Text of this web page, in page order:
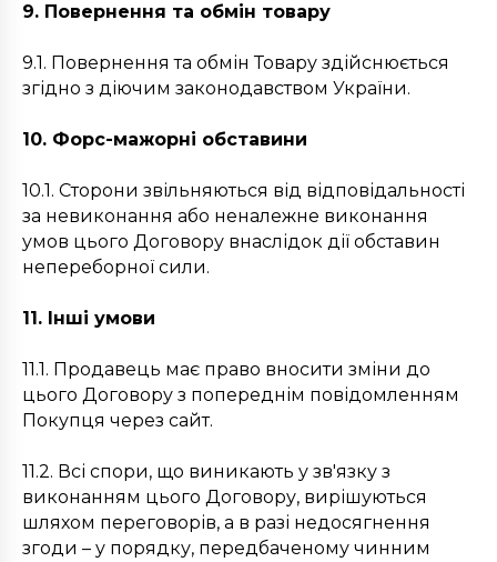
9. Повернення та обмін товару
9.1. Повернення та обмін Товару здійснюється
згідно з діючим законодавством України.
10. Форс-мажорні обставини
10.1. Сторони звільняються від відповідальності
за невиконання або неналежне виконання
умов цього Договору внаслідок дії обставин
непереборної сили.
11. Інші умови
11.1. Продавець має право вносити зміни до
цього Договору з попереднім повідомленням
Покупця через сайт.
11.2. Всі спори, що виникають у зв'язку з
виконанням цього Договору, вирішуються
шляхом переговорів, а в разі недосягнення
згоди – у порядку, передбаченому чинним